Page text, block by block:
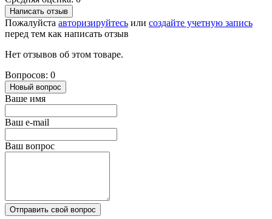
Написать отзыв
Пожалуйста авторизируйтесь или создайте учетную запись
перед тем как написать отзыв
Нет отзывов об этом товаре.
Вопросов: 0
Новый вопрос
Ваше имя
Ваш e-mail
Ваш вопрос
Отправить свой вопрос